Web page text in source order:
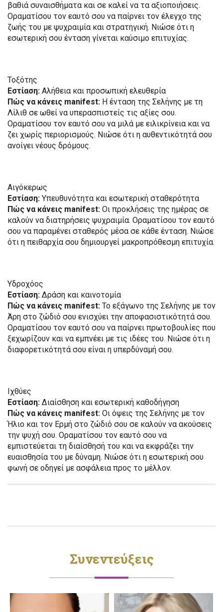
βαθιά συναισθήματα και σε καλεί να τα αξιοποιήσεις.
Οραματίσου τον εαυτό σου να παίρνει τον έλεγχο της
ζωής του με ψυχραιμία και στρατηγική. Νιώσε ότι η
εσωτερική σου ένταση γίνεται καύσιμο επιτυχίας.
Τοξότης
Εστίαση: Αλήθεια και προσωπική ελευθερία
Πώς να κάνεις manifest: Η ένταση της Σελήνης με τη
Λίλιθ σε ωθεί να υπερασπιστείς τις αξίες σου.
Οραματίσου τον εαυτό σου να μιλά με ειλικρίνεια και να
ζει χωρίς περιορισμούς. Νιώσε ότι η αυθεντικότητά σου
ανοίγει νέους δρόμους.
Αιγόκερως
Εστίαση: Υπευθυνότητα και εσωτερική σταθερότητα
Πώς να κάνεις manifest: Οι προκλήσεις της ημέρας σε
καλούν να διατηρήσεις ψυχραιμία. Οραματίσου τον εαυτό
σου να παραμένει σταθερός μέσα σε κάθε ένταση. Νιώσε
ότι η πειθαρχία σου δημιουργεί μακροπρόθεσμη επιτυχία.
Υδροχόος
Εστίαση: Δράση και καινοτομία
Πώς να κάνεις manifest: Το εξάγωνο της Σελήνης με τον
Άρη στο ζώδιό σου ενισχύει την αποφασιστικότητά σου.
Οραματίσου τον εαυτό σου να παίρνει πρωτοβουλίες που
ξεχωρίζουν και να εμπνέει με τις ιδέες του. Νιώσε ότι η
διαφορετικότητά σου είναι η υπερδύναμή σου.
Ιχθύες
Εστίαση: Διαίσθηση και εσωτερική καθοδήγηση
Πώς να κάνεις manifest: Οι όψεις της Σελήνης με τον
Ήλιο και τον Ερμή στο ζώδιό σου σε καλούν να ακούσεις
την ψυχή σου. Οραματίσου τον εαυτό σου να
εμπιστεύεται τη διαίσθησή του και να εκφράζει την
ευαισθησία του με δύναμη. Νιώσε ότι η εσωτερική σου
φωνή σε οδηγεί με ασφάλεια προς το μέλλον.
Συνεντεύξεις